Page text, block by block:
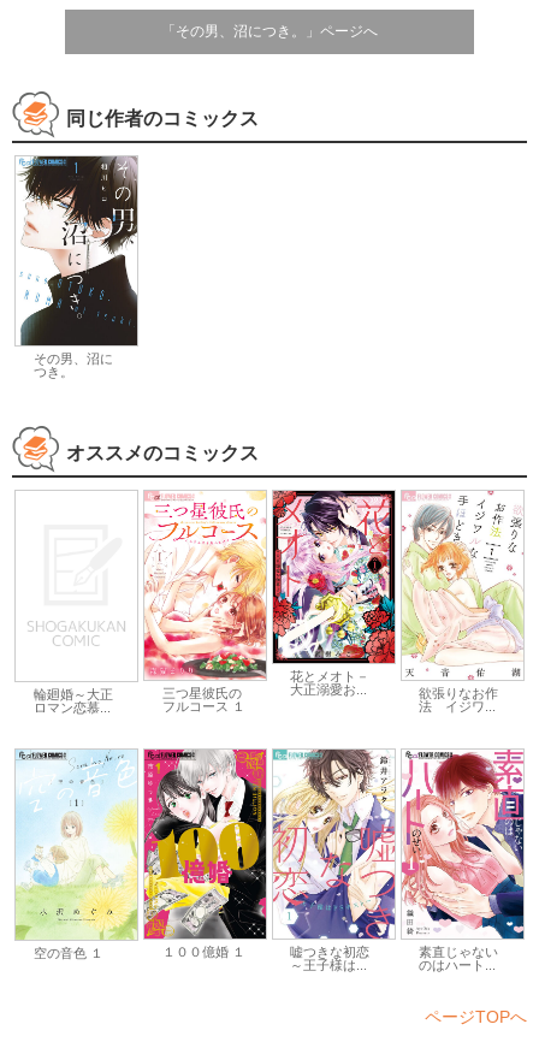
「その男、沼につき。」ページへ
同じ作者のコミックス
その男、沼に
つき。
オススメのコミックス
輪廻婚～大正
ロマン恋慕...
三つ星彼氏の
フルコース １
花とメオト－
大正溺愛お...
欲張りなお作
法 イジワ...
空の音色 １ １００億婚 １
嘘つきな初恋
～王子様は...
素直じゃない
のはハート...
ページTOPへ